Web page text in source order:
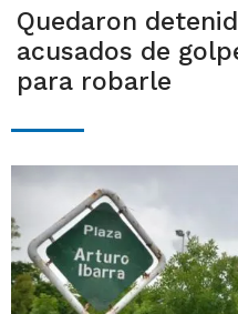
Quedaron
acusados de
para robarle